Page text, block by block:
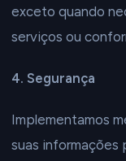
exceto quando
serviços ou
4. Segurança
Implementamos
suas informações